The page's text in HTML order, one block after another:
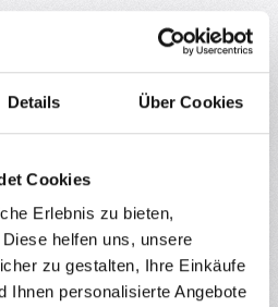
Details Über Cookies
Cookies
Erlebnis zu bieten,
helfen uns, unsere
zu gestalten, Ihre Einkäufe
Ihnen personalisierte Angebote
Der ST-Link V2 ist ein
und Programmer für STM8